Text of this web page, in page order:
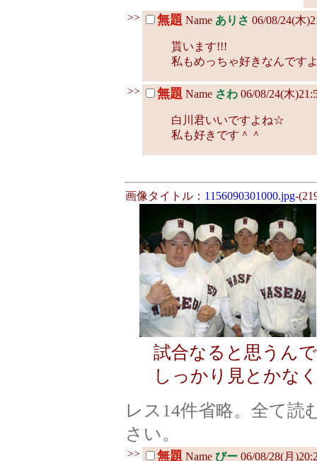
>> 無題 Name ありさ 06/08/24(木
貰います!!!
私もめっちゃ好きなんです
>> 無題 Name さわ06/08/24(木
白川君いいですよね☆
私も好きです＾＾
画像タイトル： 1156090301000.jpg-
試合なると思うんで
しっかり見とかな
レス14件省略。全て読
さい。
>> 無題 Name びー06/08/28(月